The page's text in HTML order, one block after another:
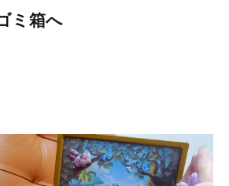
ミ箱へ